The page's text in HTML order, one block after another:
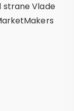
strane Vlade